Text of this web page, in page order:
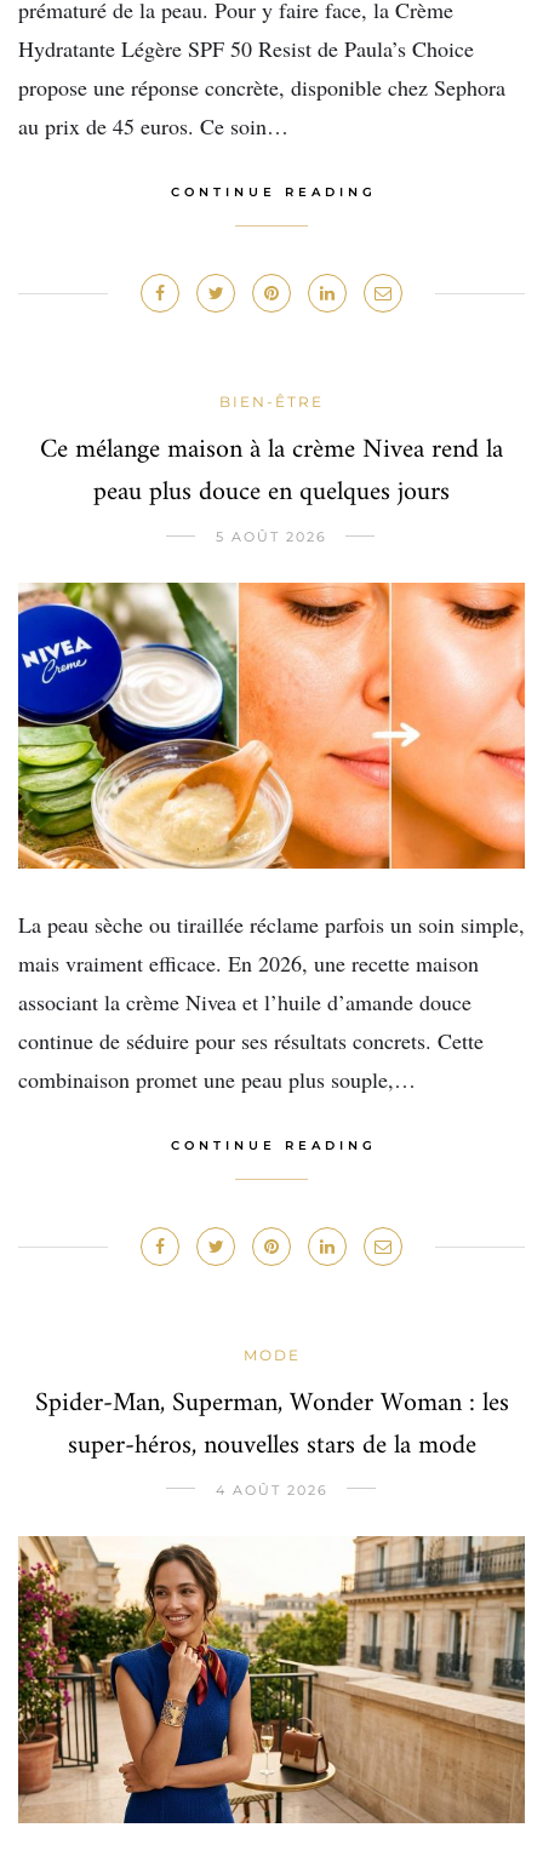
prématuré de la peau. Pour y faire face, la Crème
Hydratante Légère SPF 50 Resist de Paula’s Choice
propose une réponse concrète, disponible chez Sephora
au prix de 45 euros. Ce soin…
CONTINUE READING
BIEN-ÊTRE
Ce mélange maison à la crème Nivea rend la
peau plus douce en quelques jours
5 AOÛT 2026
La peau sèche ou tiraillée réclame parfois un soin simple,
mais vraiment efficace. En 2026, une recette maison
associant la crème Nivea et l’huile d’amande douce
continue de séduire pour ses résultats concrets. Cette
combinaison promet une peau plus souple,…
CONTINUE READING
MODE
Spider-Man, Superman, Wonder Woman : les
super-héros, nouvelles stars de la mode
4 AOÛT 2026